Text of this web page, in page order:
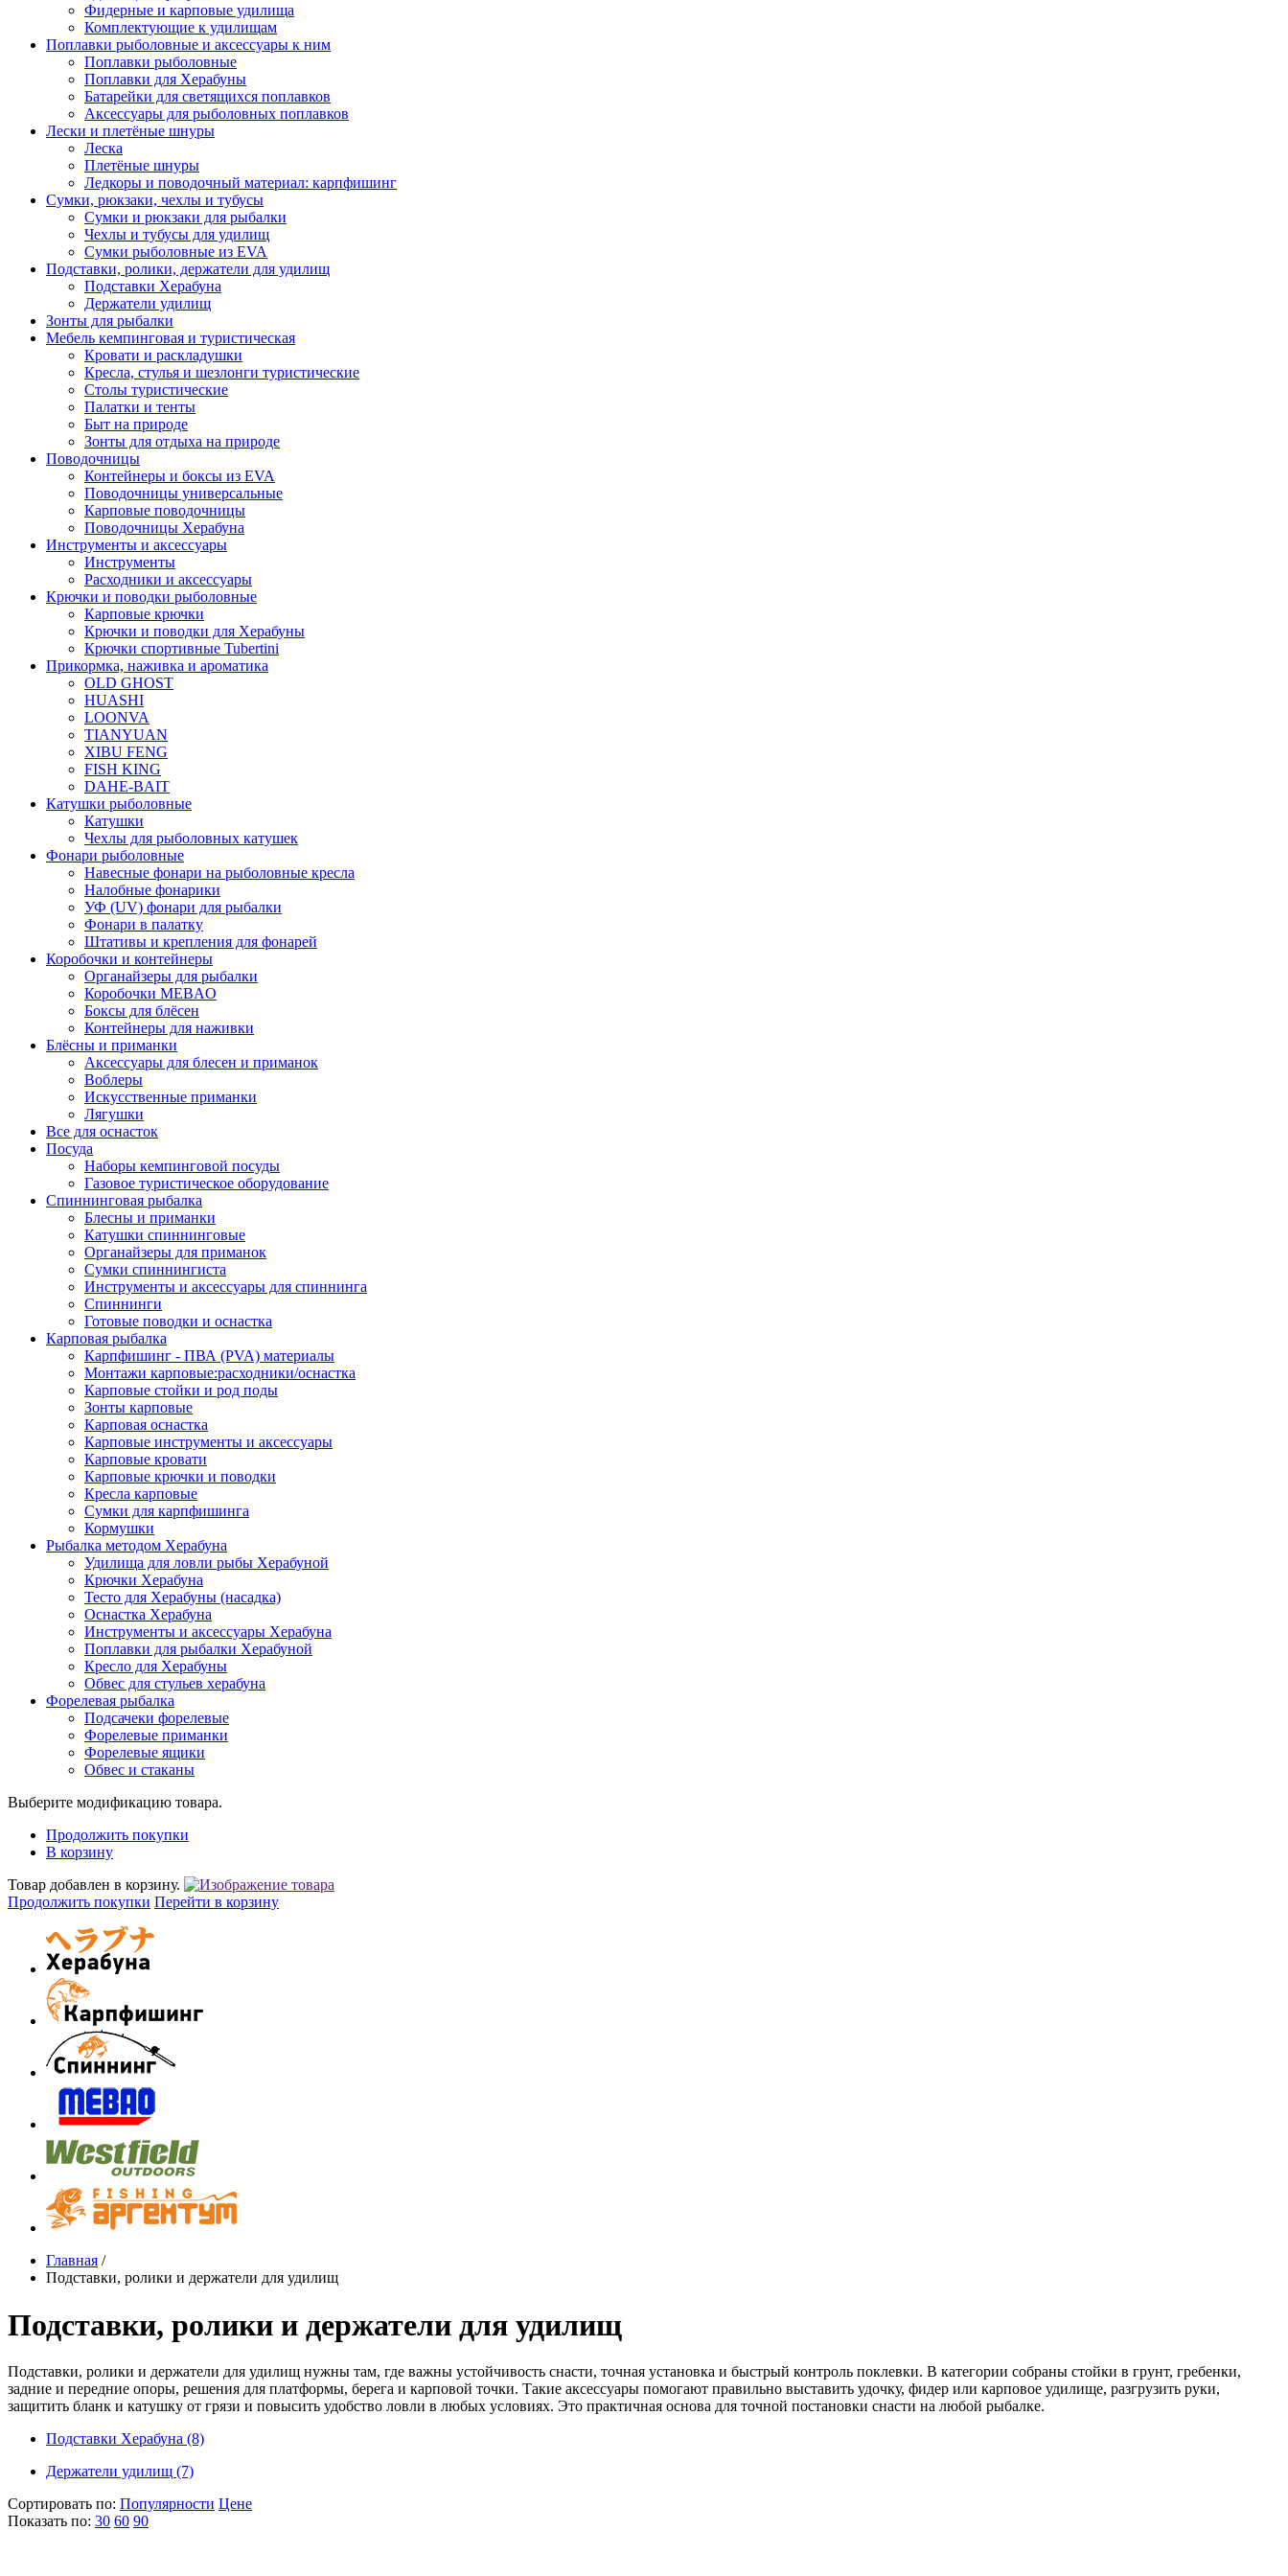
Фидерные и карповые удилища
Комплектующие к удилищам
Поплавки рыболовные и аксессуары к ним
Поплавки рыболовные
Поплавки для Херабуны
Батарейки для светящихся поплавков
Аксессуары для рыболовных поплавков
Лески и плетёные шнуры
Леска
Плетёные шнуры
Ледкоры и поводочный материал: карпфишинг
Сумки, рюкзаки, чехлы и тубусы
Сумки и рюкзаки для рыбалки
Чехлы и тубусы для удилищ
Сумки рыболовные из EVA
Подставки, ролики, держатели для удилищ
Подставки Херабуна
Держатели удилищ
Зонты для рыбалки
Мебель кемпинговая и туристическая
Кровати и раскладушки
Кресла, стулья и шезлонги туристические
Столы туристические
Палатки и тенты
Быт на природе
Зонты для отдыха на природе
Поводочницы
Контейнеры и боксы из EVA
Поводочницы универсальные
Карповые поводочницы
Поводочницы Херабуна
Инструменты и аксессуары
Инструменты
Расходники и аксессуары
Крючки и поводки рыболовные
Карповые крючки
Крючки и поводки для Херабуны
Крючки спортивные Tubertini
Прикормка, наживка и ароматика
OLD GHOST
HUASHI
LOONVA
TIANYUAN
XIBU FENG
FISH KING
DAHE-BAIT
Катушки рыболовные
Катушки
Чехлы для рыболовных катушек
Фонари рыболовные
Навесные фонари на рыболовные кресла
Налобные фонарики
УФ (UV) фонари для рыбалки
Фонари в палатку
Штативы и крепления для фонарей
Коробочки и контейнеры
Органайзеры для рыбалки
Коробочки MEBAO
Боксы для блёсен
Контейнеры для наживки
Блёсны и приманки
Аксессуары для блесен и приманок
Воблеры
Искусственные приманки
Лягушки
Все для оснасток
Посуда
Наборы кемпинговой посуды
Газовое туристическое оборудование
Спиннинговая рыбалка
Блесны и приманки
Катушки спиннинговые
Органайзеры для приманок
Сумки спиннингиста
Инструменты и аксессуары для спиннинга
Спиннинги
Готовые поводки и оснастка
Карповая рыбалка
Карпфишинг - ПВА (PVA) материалы
Монтажи карповые:расходники/оснастка
Карповые стойки и род поды
Зонты карповые
Карповая оснастка
Карповые инструменты и аксессуары
Карповые кровати
Карповые крючки и поводки
Кресла карповые
Сумки для карпфишинга
Кормушки
Рыбалка методом Херабуна
Удилища для ловли рыбы Херабуной
Крючки Херабуна
Тесто для Херабуны (насадка)
Оснастка Херабуна
Инструменты и аксессуары Херабуна
Поплавки для рыбалки Херабуной
Кресло для Херабуны
Обвес для стульев херабуна
Форелевая рыбалка
Подсачеки форелевые
Форелевые приманки
Форелевые ящики
Обвес и стаканы
Выберите модификацию товара.
Продолжить покупки
В корзину
Товар добавлен в корзину.
Продолжить покупки Перейти в корзину
Главная /
Подставки, ролики и держатели для удилищ
Подставки, ролики и держатели для удилищ
Подставки, ролики и держатели для удилищ нужны там, где важны устойчивость снасти, точная установка и быстрый контроль поклевки. В категории собраны стойки в грунт, гребенки,
задние и передние опоры, решения для платформы, берега и карповой точки. Такие аксессуары помогают правильно выставить удочку, фидер или карповое удилище, разгрузить руки,
защитить бланк и катушку от грязи и повысить удобство ловли в любых условиях. Это практичная основа для точной постановки снасти на любой рыбалке.
Подставки Херабуна (8)
Держатели удилищ (7)
Сортировать по: Популярности Цене
Показать по: 30 60 90